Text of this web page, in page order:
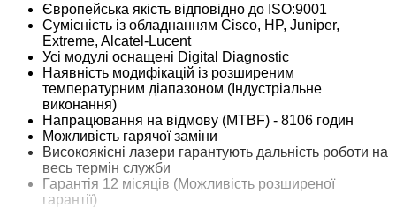
Європейська якість відповідно до ISO:9001
Сумісність із обладнанням Cisco, HP, Juniper,
Extreme, Alcatel-Lucent
Усі модулі оснащені Digital Diagnostic
Наявність модифікацій із розширеним
температурним діапазоном (Індустріальне
виконання)
Напрацювання на відмову (MTBF) - 8106 годин
Можливість гарячої заміни
Високоякісні лазери гарантують дальність роботи на
весь термін служби
Гарантія 12 місяців (Можливість розширеної
гарантії)